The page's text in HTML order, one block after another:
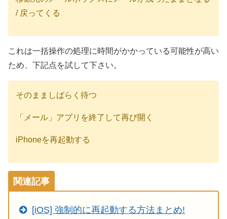
/ 戻ってくる
これは一括操作の処理に時間がかかっている可能性が高い
ため、下記点を試して下さい。
そのまましばらく待つ
「メール」アプリを終了して再び開く
iPhoneを再起動する
関連記事
[iOS] 強制的に再起動する方法まとめ!